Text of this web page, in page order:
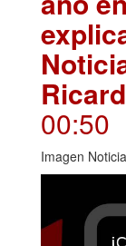
00:50
Imagen